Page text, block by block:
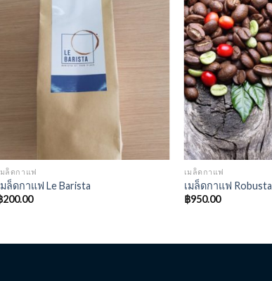
มล็ดกาแฟ
มล็ดกาแฟ Le Barista
200.00
เมล็ดกาแฟ
เมล็ดกาแฟ Robusta
฿950.00